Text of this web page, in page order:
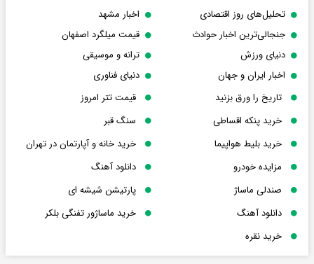
تحلیل‌های روز اقتصادی
اخبار مشهد
جنجالی‌ترین اخبار حوادث
قیمت میلگرد اصفهان
دنیای ورزش
ترانه و موسیقی
اخبار ایران و جهان
دنیای فناوری
تاریخ را ورق بزنید
قیمت تتر امروز
خرید پنکه اقساطی
سنگ قبر
خرید بلیط هواپیما
خرید خانه و آپارتمان در تهران
مزایده خودرو
دانلود آهنگ
صندلی ماساژ
پارتیشن شیشه ای
دانلود آهنگ
خرید ماساژور تفنگی بلکر
خرید نقره